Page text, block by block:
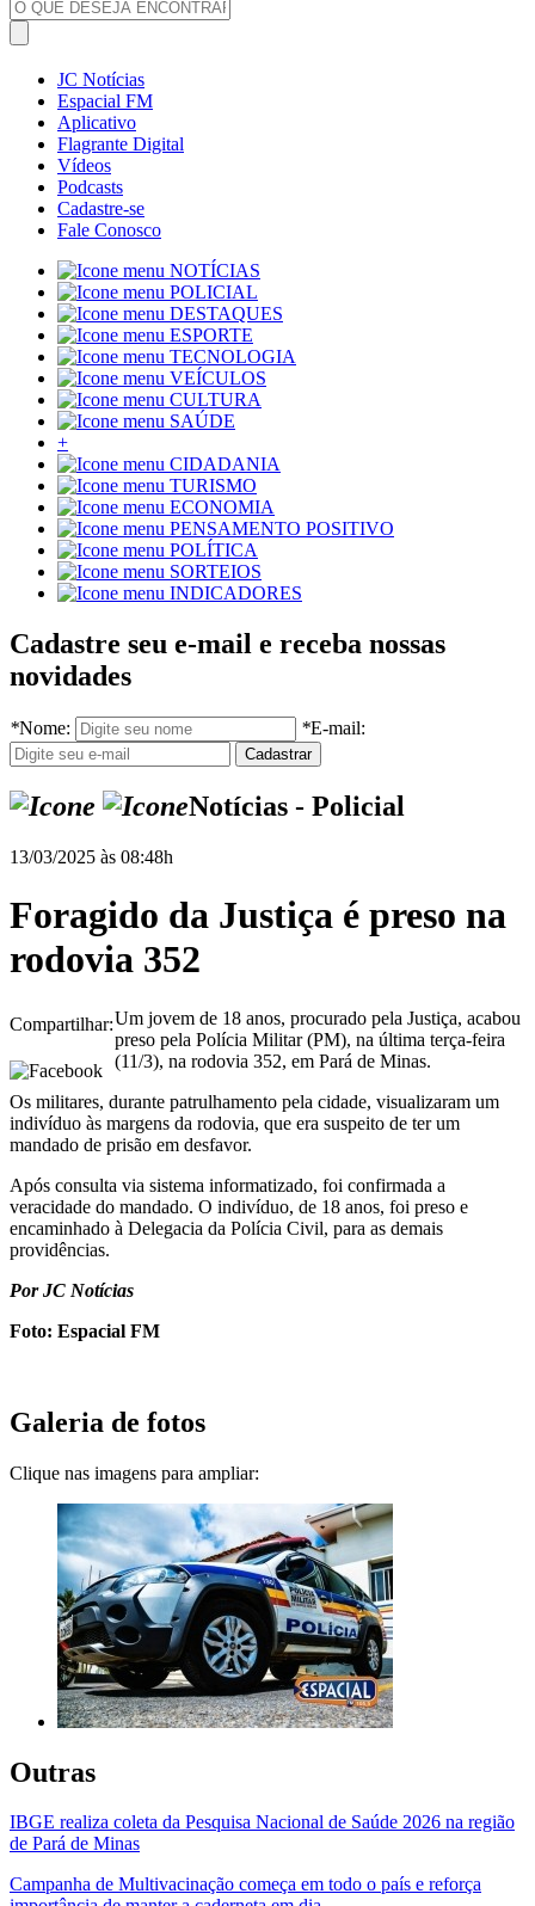
JC Notícias
Espacial FM
Aplicativo
Flagrante Digital
Vídeos
Podcasts
Cadastre-se
Fale Conosco
NOTÍCIAS
POLICIAL
DESTAQUES
ESPORTE
TECNOLOGIA
VEÍCULOS
CULTURA
SAÚDE
+
CIDADANIA
TURISMO
ECONOMIA
PENSAMENTO POSITIVO
POLÍTICA
SORTEIOS
INDICADORES
Cadastre seu e-mail e receba nossas
novidades
*Nome: *E-mail:
Notícias - Policial
13/03/2025 às 08:48h
Foragido da Justiça é preso na
rodovia 352
Compartilhar:Um jovem de 18 anos, procurado pela Justiça, acabou
preso pela Polícia Militar (PM), na última terça-feira
(11/3), na rodovia 352, em Pará de Minas.
Os militares, durante patrulhamento pela cidade, visualizaram um
indivíduo às margens da rodovia, que era suspeito de ter um
mandado de prisão em desfavor.
Após consulta via sistema informatizado, foi confirmada a
veracidade do mandado. O indivíduo, de 18 anos, foi preso e
encaminhado à Delegacia da Polícia Civil, para as demais
providências.
Por JC Notícias
Foto: Espacial FM
Galeria de fotos
Clique nas imagens para ampliar:
Outras
IBGE realiza coleta da Pesquisa Nacional de Saúde 2026 na região
de Pará de Minas
Campanha de Multivacinação começa em todo o país e reforça